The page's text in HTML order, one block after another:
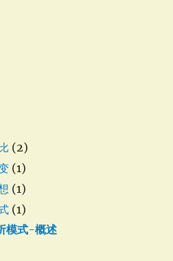
(2)
(1)
(1)
(1)
模式-概述